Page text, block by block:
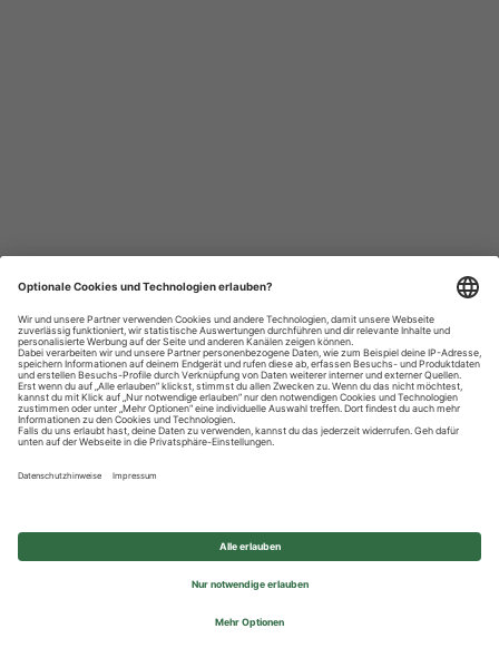
Datenschutzhinweise
Impressum
Privatsphäre-Einstellungen
© 2026 REWE Group - All rights reserved